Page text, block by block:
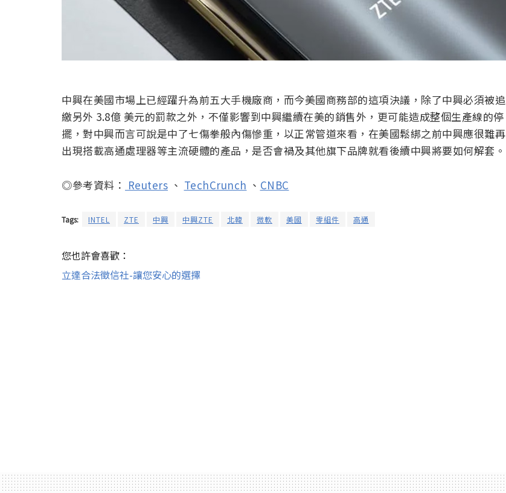
中興在美國市場上已經躍升為前五大手機廠商，而今美國商務部的這項決議，除了中興必須被追
繳另外 3.8億 美元的罰款之外，不僅影響到中興繼續在美的銷售外，更可能造成整個生產線的停
擺，對中興而言可說是中了七傷拳般內傷慘重，以正常管道來看，在美國鬆綁之前中興應很難再
出現搭載高通處理器等主流硬體的產品，是否會禍及其他旗下品牌就看後續中興將要如何解套。
◎參考資料： Reuters 、 TechCrunch 、 CNBC
Tags: INTEL ZTE 中興 中興ZTE 北韓 微軟 美國 零組件 高通
您也許會喜歡：
立達合法徵信社-讓您安心的選擇